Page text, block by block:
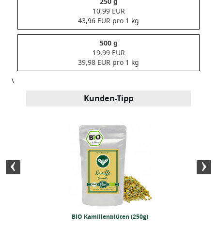
10,99 EUR
43,96 EUR pro 1 kg
500 g
19,99 EUR
39,98 EUR pro 1 kg
\
Kunden-Tipp
BIO Kamillenblüten (250g)